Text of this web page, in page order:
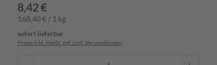
8,42 €
168,40 € / 1 kg
sofort lieferbar
Preise inkl. MwSt. ggf. zzgl. Versandkosten